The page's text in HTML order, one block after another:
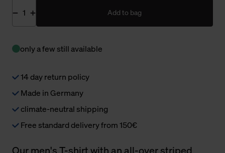
Add to bag
only a few still available
14 day return policy
Made in Germany
climate-neutral shipping
Free standard delivery from 150€
Our men's T-shirt with an all-over striped